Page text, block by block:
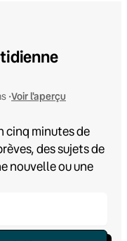
•Voir l'aperçu
cinq minutes de
des sujets de
nouvelle ou une